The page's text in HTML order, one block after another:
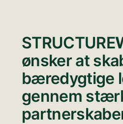
STRUCTURE
ønsker at
bæredygtige
gennem